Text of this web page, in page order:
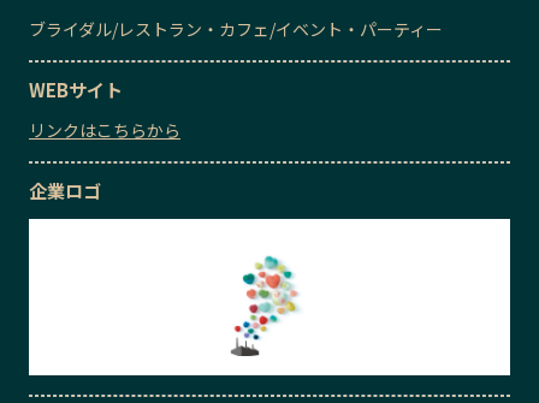
ブライダル/レストラン・カフェ /イベント・パーティー
WEBサイト
リンクはこちらから
企業ロゴ